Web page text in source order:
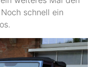
schnell ein